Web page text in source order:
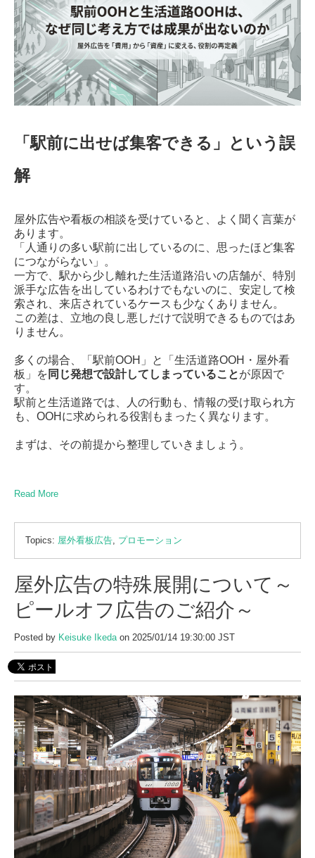
「駅前に出せば集客できる」という誤
解
屋外広告や看板の相談を受けていると、よく聞く言葉が
あります。
「人通りの多い駅前に出しているのに、思ったほど集客
につながらない」。
一方で、駅から少し離れた生活道路沿いの店舗が、特別
派手な広告を出しているわけでもないのに、安定して検
索され、来店されているケースも少なくありません。
この差は、立地の良し悪しだけで説明できるものではあ
りません。
多くの場合、「駅前OOH」と「生活道路OOH・屋外看
板」を 同じ発想で設計してしまっていることが原因で
す。
駅前と生活道路では、人の行動も、情報の受け取られ方
も、OOHに求められる役割もまったく異なります。
まずは、その前提から整理していきましょう。
Read More
Topics: 屋外看板広告 プロモーション
屋外広告の特殊展開について～
ピールオフ広告のご紹介～
Posted by Keisuke Ikeda on 2025/01/14 19:30:00 JST